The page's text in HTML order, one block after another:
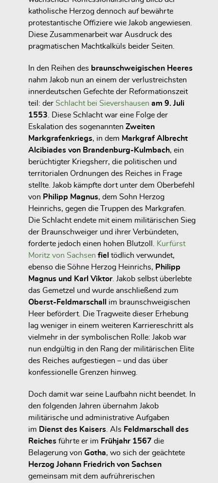
katholische Herzog dennoch auf bewährte
protestantische Offiziere wie Jakob angewiesen.
Diese Zusammenarbeit war Ausdruck des
pragmatischen Machtkalküls beider Seiten.
In den Reihen des braunschweigischen Heeres
nahm Jakob nun an einem der verlustreichsten
innerdeutschen Gefechte der Reformationszeit
teil: der Schlacht bei Sievershausen am 9. Juli
1553 . Diese Schlacht war eine Folge der
Eskalation des sogenannten Zweiten
Markgrafenkriegs, in dem Markgraf Albrecht
Alcibiades von Brandenburg-Kulmbach, ein
berüchtigter Kriegsherr, die politischen und
territorialen Ordnungen des Reiches in Frage
stellte. Jakob kämpfte dort unter dem Oberbefehl
von Philipp Magnus, dem Sohn Herzog
Heinrichs, gegen die Truppen des Markgrafen.
Die Schlacht endete mit einem militärischen Sieg
der Braunschweiger und ihrer Verbündeten,
forderte jedoch einen hohen Blutzoll.
Kurfürst
Moritz von Sachsen fiel tödlich verwundet,
ebenso die Söhne Herzog Heinrichs, Philipp
Magnus und Karl Viktor. Jakob selbst überlebte
das Gemetzel und wurde anschließend zum
Oberst-Feldmarschall
im braunschweigischen
Heer befördert. Die Tragweite dieser Erhebung
lag weniger in einem weiteren Karriereschritt als
vielmehr in der symbolischen Rolle: Jakob war
nun endgültig in den Rang der militärischen Elite
des Reiches aufgestiegen – und das über
konfessionelle Grenzen hinweg.
Doch damit war seine Laufbahn nicht beendet. In
den folgenden Jahren übernahm Jakob
militärische und administrative Aufgaben
im Dienst des Kaisers . Als Feldmarschall des
Reiches führte er im Frühjahr 1567 die
Belagerung von Gotha, wo sich der geächtete
Herzog Johann Friedrich von Sachsen
gemeinsam mit dem aufrührerischen